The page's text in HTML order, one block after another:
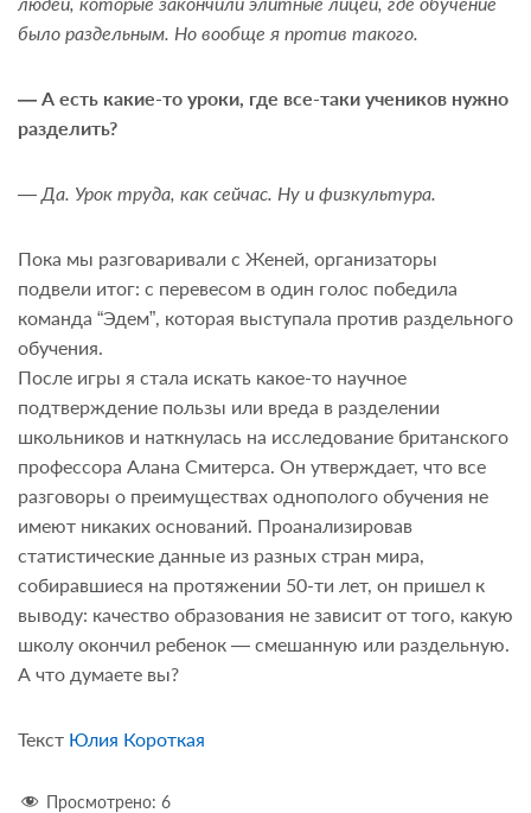
было раздельным. Но вообще я против такого.
— А есть какие-то уроки, где все-таки учеников нужно
разделить?
— Да. Урок труда, как сейчас. Ну и физкультура.
Пока мы разговаривали с Женей, организаторы
подвели итог: с перевесом в один голос победила
команда “Эдем”, которая выступала против раздельного
обучения.
После игры я стала искать какое-то научное
подтверждение пользы или вреда в разделении
школьников и наткнулась на исследование британского
профессора Алана Смитерса. Он утверждает, что все
разговоры о преимуществах однополого обучения не
имеют никаких оснований. Проанализировав
статистические данные из разных стран мира,
собиравшиеся на протяжении 50-ти лет, он пришел к
выводу: качество образования не зависит от того, какую
школу окончил ребенок — смешанную или раздельную.
А что думаете вы?
Текст Юлия Короткая
Просмотрено: 6